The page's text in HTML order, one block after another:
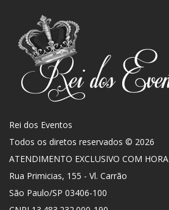
Rei dos Eventos
Todos os diretos reservados © 2026
ATENDIMENTO EXCLUSIVO COM
Rua Primicias, 155 - Vl. Carrão
São Paulo/SP 03406-100